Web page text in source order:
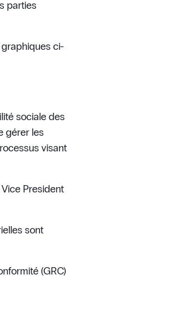
parties
graphiques ci-
sociale des
gérer les
visant
Vice President
sont
(GRC)